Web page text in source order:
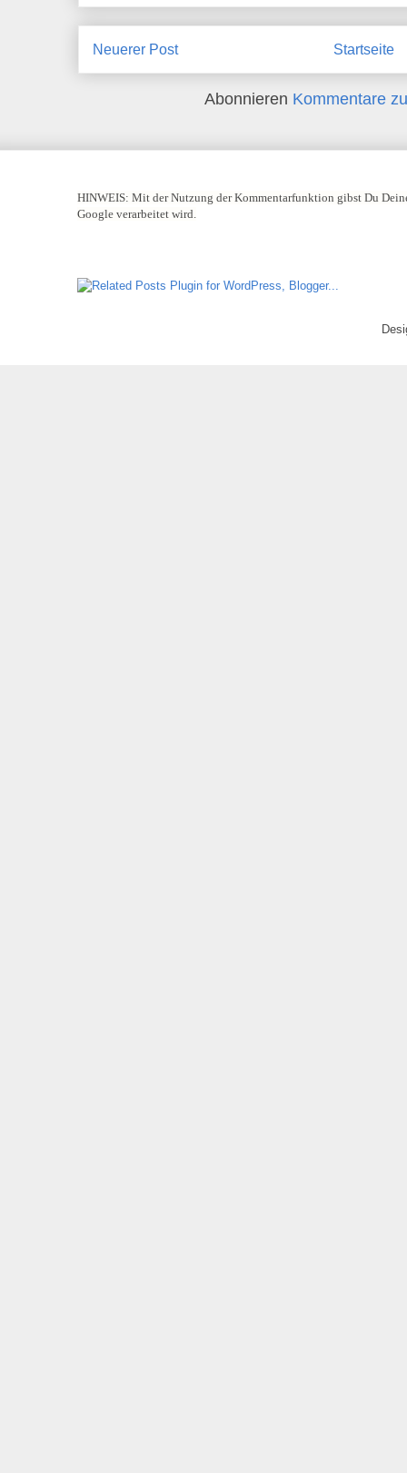
Neuerer Post Startseite
Abonnieren Kommentare
HINWEIS: Mit der Nutzung der Kommentarfunktion gibst Du
Google verarbeitet wird.